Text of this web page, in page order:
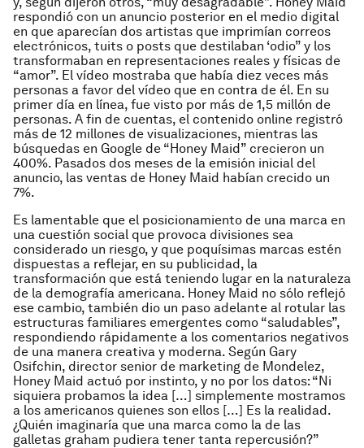
respondió con un anuncio posterior en el medio digital
en que aparecían dos artistas que imprimían correos
electrónicos, tuits o posts que destilaban ‘odio” y los
transformaban en representaciones reales y físicas de
“amor”. El vídeo mostraba que había diez veces más
personas a favor del vídeo que en contra de él. En su
primer día en línea, fue visto por más de 1,5 millón de
personas. A fin de cuentas, el contenido online registró
más de 12 millones de visualizaciones, mientras las
búsquedas en Google de “Honey Maid” crecieron un
400%. Pasados dos meses de la emisión inicial del
anuncio, las ventas de Honey Maid habían crecido un
7%.
Es lamentable que el posicionamiento de una marca en
una cuestión social que provoca divisiones sea
considerado un riesgo, y que poquísimas marcas estén
dispuestas a reflejar, en su publicidad, la
transformación que está teniendo lugar en la naturaleza
de la demografía americana. Honey Maid no sólo reflejó
ese cambio, también dio un paso adelante al rotular las
estructuras familiares emergentes como “saludables”,
respondiendo rápidamente a los comentarios negativos
de una manera creativa y moderna. Según Gary
Osifchin, director senior de marketing de Mondelez,
Honey Maid actuó por instinto, y no por los datos: “Ni
siquiera probamos la idea […] simplemente mostramos
a los americanos quienes son ellos […] Es la realidad.
¿Quién imaginaría que una marca como la de las
galletas graham pudiera tener tanta repercusión?”